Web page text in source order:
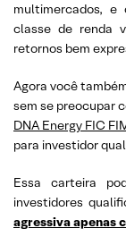
multimercados,
classe de renda
retornos bem
Agora você
sem se preocupar
DNA Energy FIC
para investidor
Essa carteira
investidores
agressiva apenas